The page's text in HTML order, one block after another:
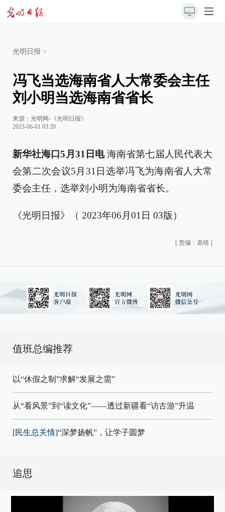
光明日报 >
冯飞当选海南省人大常委会主任
刘小明当选海南省省长
来源： 光明网-《光明日报》
2023-06-01 03:20
新华社海口5月31日电海南省第七届人民代表大
会第二次会议5月31日选举冯飞为海南省人大常
委会主任，选举刘小明为海南省省长。
《光明日报》（ 2023年06月01日 03版）
[ 责编：袁晴 ]
值班总编推荐
以“休假之制”求解“发展之需”
从“看风景”到“读文化”——透过新疆看“访古游”升温
[民生总关情]“深梦扬帆”，让学子圆梦
追思